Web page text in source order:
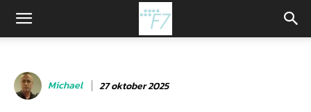
Michael 27 oktober 2025